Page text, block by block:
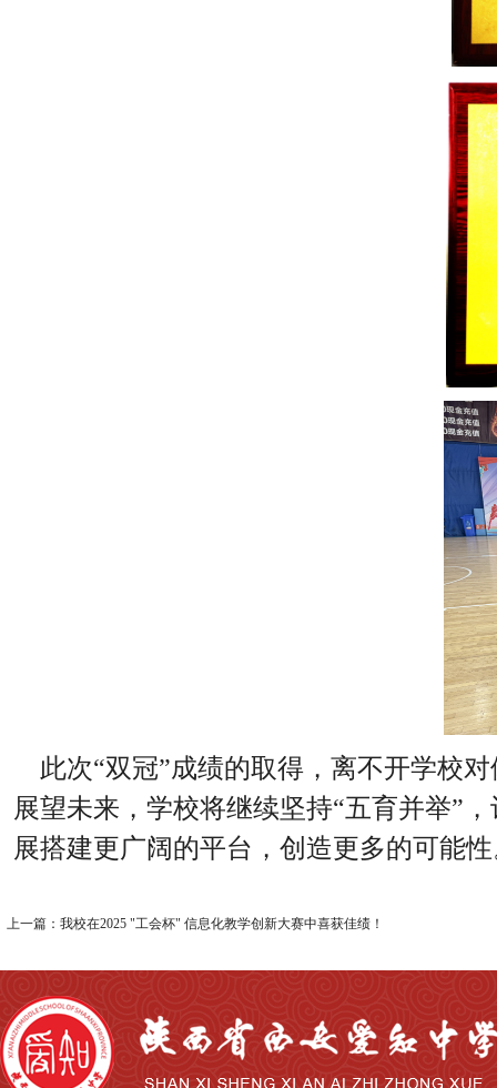
此次“双冠”成绩的取得，离不开学校
展望未来，学校将继续坚持“五育并举”
展搭建更广阔的平台，创造更多的可能
上一篇：我校在2025 "工会杯" 信息化教学创新大赛中喜获佳绩！